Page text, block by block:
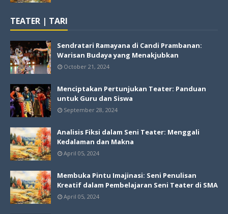
TEATER | TARI
Sendratari Ramayana di Candi Prambanan:
Warisan Budaya yang Menakjubkan
October 21, 2024
Menciptakan Pertunjukan Teater: Panduan
untuk Guru dan Siswa
September 28, 2024
Analisis Fiksi dalam Seni Teater: Menggali
Kedalaman dan Makna
April 05, 2024
Membuka Pintu Imajinasi: Seni Penulisan
Kreatif dalam Pembelajaran Seni Teater di SMA
April 05, 2024